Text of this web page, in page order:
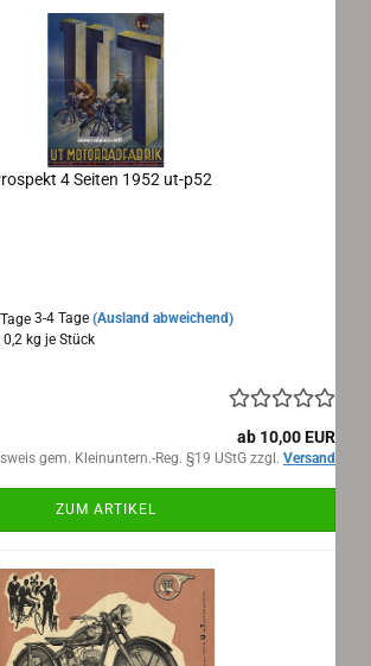
4 Seiten 1952 ut-p52
3-4 Tage (Ausland abweichend)
0,2 kg je Stück
ab 10,00 EUR
gem. Kleinuntern.-Reg. §19 UStG zzgl. Versand
ZUM ARTIKEL